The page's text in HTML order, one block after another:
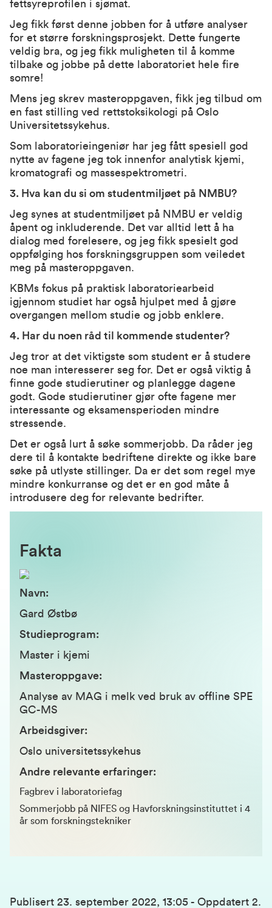
fettsyreprofilen i sjømat.
Jeg fikk først denne jobben for å utføre analyser
for et større forskningsprosjekt. Dette fungerte
veldig bra, og jeg fikk muligheten til å komme
tilbake og jobbe på dette laboratoriet hele fire
somre!
Mens jeg skrev masteroppgaven, fikk jeg tilbud om
en fast stilling ved rettstoksikologi på Oslo
Universitetssykehus.
Som laboratorieingeniør har jeg fått spesiell god
nytte av fagene jeg tok innenfor analytisk kjemi,
kromatografi og massespektrometri.
3. Hva kan du si om studentmiljøet på NMBU?
Jeg synes at studentmiljøet på NMBU er veldig
åpent og inkluderende. Det var alltid lett å ha
dialog med forelesere, og jeg fikk spesielt god
oppfølging hos forskningsgruppen som veiledet
meg på masteroppgaven.
KBMs fokus på praktisk laboratoriearbeid
igjennom studiet har også hjulpet med å gjøre
overgangen mellom studie og jobb enklere.
4. Har du noen råd til kommende studenter?
Jeg tror at det viktigste som student er å studere
noe man interesserer seg for. Det er også viktig å
finne gode studierutiner og planlegge dagene
godt. Gode studierutiner gjør ofte fagene mer
interessante og eksamensperioden mindre
stressende.
Det er også lurt å søke sommerjobb. Da råder jeg
dere til å kontakte bedriftene direkte og ikke bare
søke på utlyste stillinger. Da er det som regel mye
mindre konkurranse og det er en god måte å
introdusere deg for relevante bedrifter.
Fakta
Navn:
Gard Østbø
Studieprogram:
Master i kjemi
Masteroppgave:
Analyse av MAG i melk ved bruk av offline SPE
GC-MS
Arbeidsgiver:
Oslo universitetssykehus
Andre relevante erfaringer:
Fagbrev i laboratoriefag
Sommerjobb på NIFES og Havforskningsinstituttet i 4
år som forskningstekniker
Publisert 23. september 2022, 13:05 - Oppdatert 2.